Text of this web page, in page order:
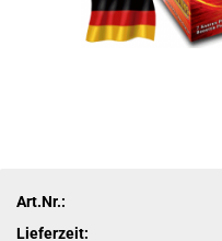
Art.Nr.:
Lieferzeit: